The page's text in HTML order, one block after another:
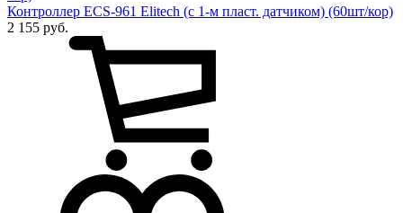
Контроллер ECS-961 Elitech (с 1-м пласт. датчиком) (60шт/кор)
2 155 руб.